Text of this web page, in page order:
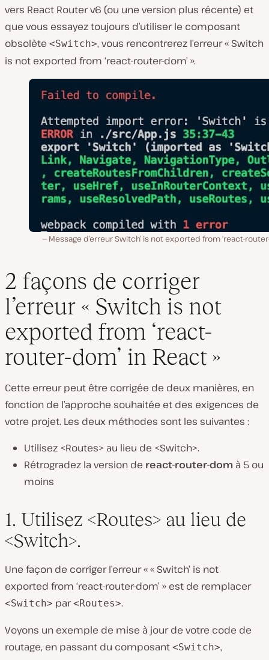
vers React Router v6 (ou une version plus récente) et
que vous essayez toujours d’utiliser le composant
obsolète <Switch>, vous rencontrerez l’erreur « Switch
is not exported from ‘react-router-dom’ ».
Message d’erreur Switch’ is not exported from ‘react-
2 façons de corriger
l’erreur « Switch is not
exported from ‘react-
router-dom’ in React »
Cette erreur peut être corrigée de deux manières, en
fonction de l’approche souhaitée et des exigences de
votre projet. Les deux méthodes sont les suivantes :
Utilisez <Routes> au lieu de <Switch>.
Rétrogradez la version de react-router-dom à 5 ou
moins
1. Utilisez <Routes> au lieu de
<Switch>.
Une façon de corriger l’erreur « « Switch’ is not
exported from ‘react-router-dom’ » est de remplacer
<Switch> par<Routes>.
Voyons un exemple de mise à jour de votre code de
routage, en passant du composant <Switch>,